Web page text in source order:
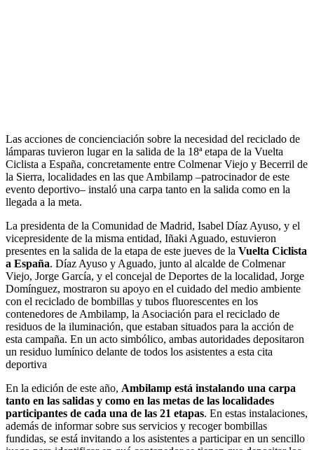
Las acciones de concienciación sobre la necesidad del reciclado de
lámparas tuvieron lugar en la salida de la 18ª etapa de la Vuelta
Ciclista a España, concretamente entre Colmenar Viejo y Becerril de
la Sierra, localidades en las que Ambilamp –patrocinador de este
evento deportivo– instaló una carpa tanto en la salida como en la
llegada a la meta.
La presidenta de la Comunidad de Madrid, Isabel Díaz Ayuso, y el
vicepresidente de la misma entidad, Iñaki Aguado, estuvieron
presentes en la salida de la etapa de este jueves de la Vuelta Ciclista
a España. Díaz Ayuso y Aguado, junto al alcalde de Colmenar
Viejo, Jorge García, y el concejal de Deportes de la localidad, Jorge
Domínguez, mostraron su apoyo en el cuidado del medio ambiente
con el reciclado de bombillas y tubos fluorescentes en los
contenedores de Ambilamp, la Asociación para el reciclado de
residuos de la iluminación, que estaban situados para la acción de
esta campaña. En un acto simbólico, ambas autoridades depositaron
un residuo lumínico delante de todos los asistentes a esta cita
deportiva
En la edición de este año, Ambilamp está instalando una carpa
tanto en las salidas y como en las metas de las localidades
participantes de cada una de las 21 etapas. En estas instalaciones,
además de informar sobre sus servicios y recoger bombillas
fundidas, se está invitando a los asistentes a participar en un sencillo